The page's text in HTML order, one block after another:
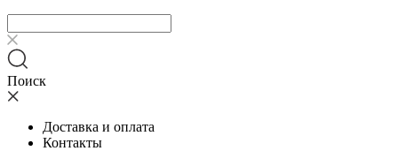
Поиск
Доставка и оплата
Контакты